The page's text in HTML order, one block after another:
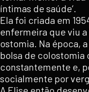
íntimas de saúde’.
Ela foi criada em
enfermeira que viu
ostomia. Na época,
bolsa de colostomia
constantemente e,
socialmente por